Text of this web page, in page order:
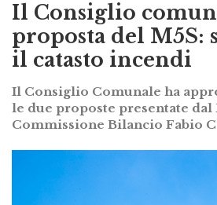
Il Consiglio
proposta del M5S:
il catasto incendi
Il Consiglio Comunale ha
le due proposte presentate
Commissione Bilancio Fabio